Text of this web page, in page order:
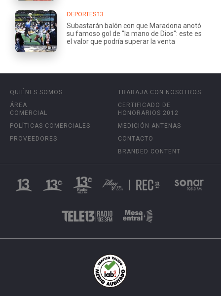
DEPORTES13
Subastarán balón con que Maradona anotó
su famoso gol de "la mano de Dios": este es
el valor que podría superar la venta
QUIÉNES SOMOS
ÁREA
COMERCIAL
POLÍTICAS COMERCIALES
PROVEEDORES
TRABAJA CON NOSOTROS
CERTIFICADO DE
HONORARIOS 2012
MEDICIÓN ANTENAS
CONTACTO
BRANDED CONTENT